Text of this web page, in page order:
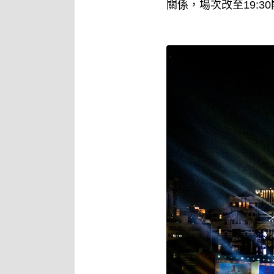
關係，場次改至19:30